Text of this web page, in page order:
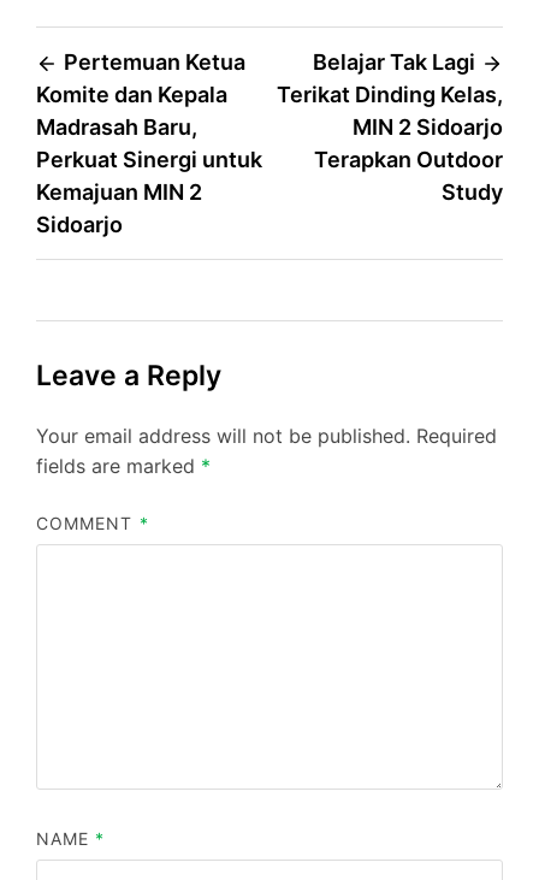
Post
navigation
Pertemuan Ketua
Komite dan Kepala
Madrasah Baru,
Perkuat Sinergi untuk
Kemajuan MIN 2
Sidoarjo
Belajar Tak Lagi
Terikat Dinding Kelas,
MIN 2 Sidoarjo
Terapkan Outdoor
Study
Leave a Reply
Your email address will not be published. Required
fields are marked *
COMMENT *
NAME *